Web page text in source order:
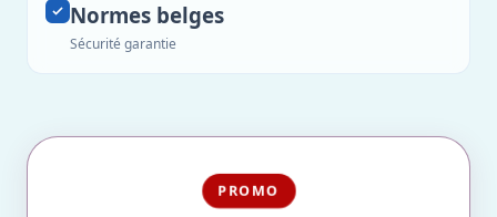
Normes belges
Sécurité garantie
PROMO